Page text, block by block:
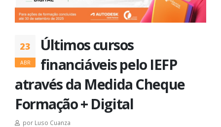
23
ABR
Últimos cursos
financiáveis pelo IEFP
através da Medida Cheque
Formação + Digital
por Luso Cuanza